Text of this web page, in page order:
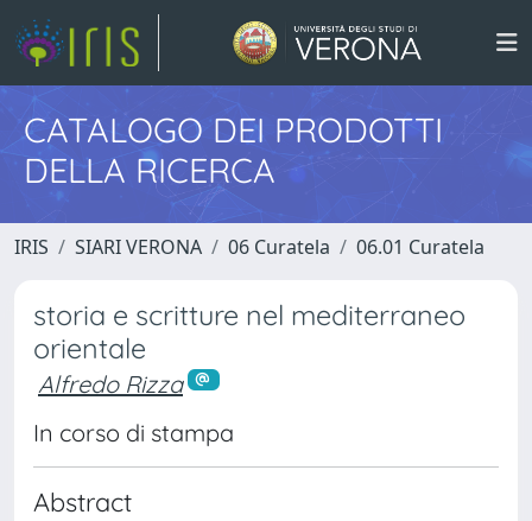
CATALOGO DEI PRODOTTI
DELLA RICERCA
IRIS SIARI VERONA 06 Curatela 06.01 Curatela
storia e scritture nel mediterraneo
orientale
Alfredo Rizza
In corso di stampa
Abstract